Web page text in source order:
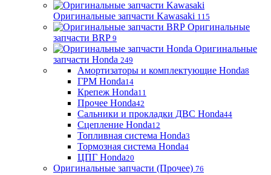
Оригинальные запчасти Kawasaki 115
Оригинальные
запчасти BRP 9
Оригинальные
запчасти Honda 249
Амортизаторы и комплектующие Honda8
ГРМ Honda14
Крепеж Honda11
Прочее Honda42
Сальники и прокладки ДВС Honda44
Сцепление Honda12
Топливная система Honda3
Тормозная система Honda4
ЦПГ Honda20
Оригинальные запчасти (Прочее) 76